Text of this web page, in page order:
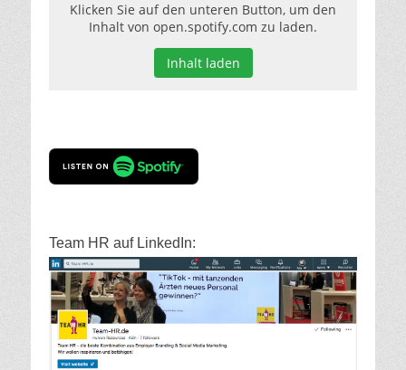
Klicken Sie auf den unteren Button, um den
Inhalt von open.spotify.com zu laden.
Inhalt laden
Team HR auf LinkedIn: